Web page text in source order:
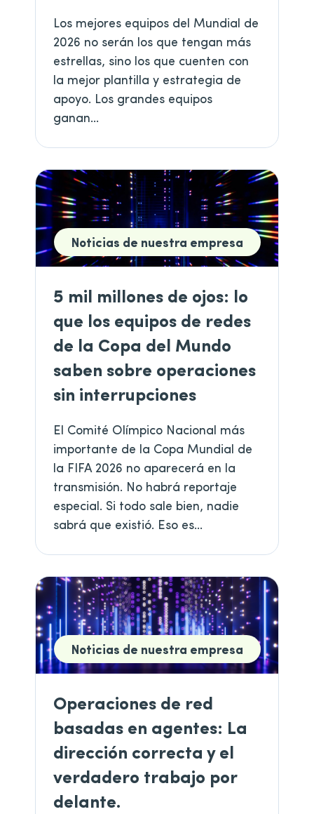
Los mejores equipos del Mundial de
2026 no serán los que tengan más
estrellas, sino los que cuenten con
la mejor plantilla y estrategia de
apoyo. Los grandes equipos
ganan...
Noticias de nuestra empresa
5 mil millones de ojos: lo
que los equipos de redes
de la Copa del Mundo
saben sobre operaciones
sin interrupciones
El Comité Olímpico Nacional más
importante de la Copa Mundial de
la FIFA 2026 no aparecerá en la
transmisión. No habrá reportaje
especial. Si todo sale bien, nadie
sabrá que existió. Eso es...
Noticias de nuestra empresa
Operaciones de red
basadas en agentes: La
dirección correcta y el
verdadero trabajo por
delante.